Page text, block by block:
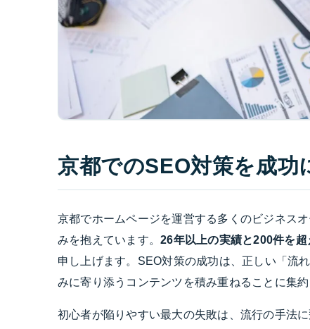
京都でのSEO対策を成功
京都でホームページを運営する多くのビジネス
みを抱えています。26年以上の実績と200件を超
申し上げます。SEO対策の成功は、正しい「流
みに寄り添うコンテンツを積み重ねることに集約
初心者が陥りやすい最大の失敗は、流行の手法